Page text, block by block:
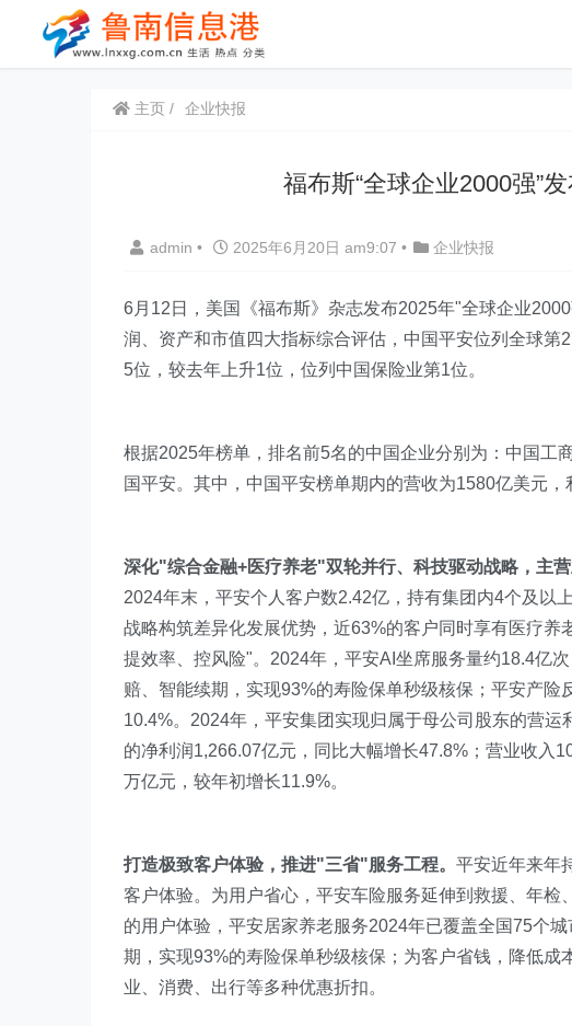
主页 企业快报
福布斯“全球企业2000强”
admin • 2025年6月20日 am9:07 • 企业快报
6月12日，美国《福布斯》杂志发布2025年"全球企业
润、资产和市值四大指标综合评估，中国平安位列全球
5位，较去年上升1位，位列中国保险业第1位。
根据2025年榜单，排名前5名的中国企业分别为：中国工
国平安。其中，中国平安榜单期内的营收为1580亿美元，
深化"综合金融+医疗养老"双轮并行、科技驱动战略，主营
2024年末，平安个人客户数2.42亿，持有集团内4个及以
战略构筑差异化发展优势，近63%的客户同时享有医疗养
提效率、控风险"。2024年，平安AI坐席服务量约18.4亿
赔、智能续期，实现93%的寿险保单秒级核保；平安产
10.4%。2024年，平安集团实现归属于母公司股东的营
的净利润1,266.07亿元，同比大幅增长47.8%；营业收入
万亿元，较年初增长11.9%。
打造极致客户体验，推进"三省"服务工程。 平安近年来年
客户体验。为用户省心，平安车险服务延伸到救援、年
的用户体验，平安居家养老服务2024年已覆盖全国75个
期，实现93%的寿险保单秒级核保；为客户省钱，降低
业、消费、出行等多种优惠折扣。